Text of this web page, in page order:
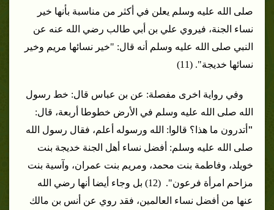
صلى الله عليه وسلم يعلن في أكثر من مناسبة بأنها خير
نساء الجنة، فيروي علي بن أبي طالب رضي الله عنه عن
النبي صلى الله عليه وسلم أنه قال: "خير نسائها مريم وخير
نسائها خديجة". (11)
وفي رواية اخرى مفصلة: عن بن عباس قال: خط رسول
الله صلى الله عليه وسلم في الأرض خطوطا أربعة، قال:
" أتدرون ما هذا؟ قالوا: الله ورسوله أعلم، فقال رسول الله
صلى الله عليه وسلم: أفضل نساء أهل الجنة خديجة بنت
خويلد، وفاطمة بنت محمد، ومريم بنت عمران، وآسية بنت
مزاحم امرأة فرعون". (12)
بل وجاء أيضا أنها رضي الله
عنها من أفضل نساء العالمين، فقد روي عن أنس بن مالك